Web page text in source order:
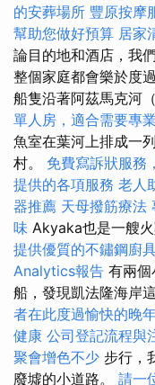
的安葬場所 豐原按摩
幫助您做好預算 居家
論目的地和酒店，我
整個家庭都會樂於度
船隻沿著阿茲馬克河
單人房，適合需要專
魚室在葉河上排成一
村。 免費寫訴狀服務
提供的各項服務 老人
器推薦 天母撥筋療法
味 Akyaka也是一艘火
提供優質的不鏽鋼廚
Analytics報告 有兩
船，發現凱法隆海岸
者在此度過愉快的晚
健康 公司登記流程與
聚會增色不少 步行，
廢墟的小道路。 請一